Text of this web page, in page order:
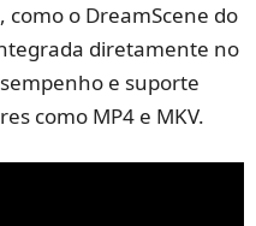
como o DreamScene do
diretamente no
e suporte
como MP4 e MKV.